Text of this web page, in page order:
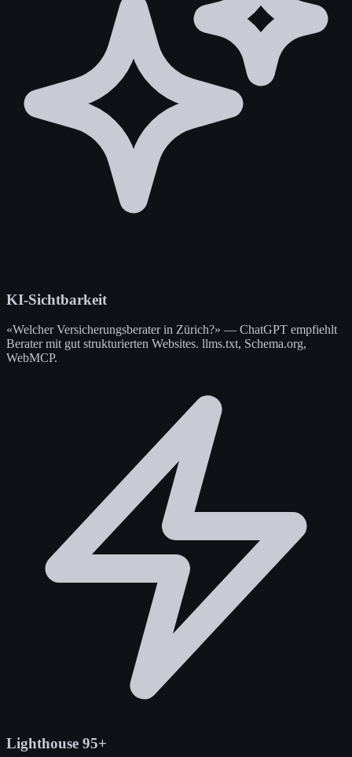
KI-Sichtbarkeit
«Welcher Versicherungsberater in Zürich?» — ChatGPT empfiehlt
Berater mit gut strukturierten Websites. llms.txt, Schema.org,
WebMCP.
Lighthouse 95+